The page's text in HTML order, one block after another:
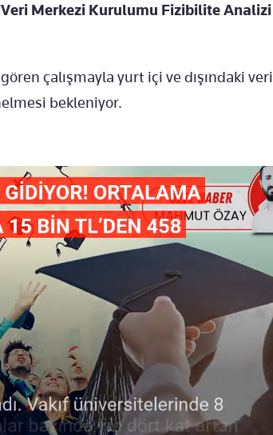
Merkezi Kurulumu Fizibilite Analizi
çalışmayla yurt içi ve dışındaki veri
bekleniyor.